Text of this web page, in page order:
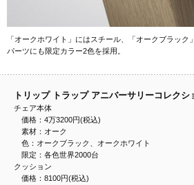
「オークホワイト」にはスチール、「オークブラッ
パーツにも限定カラー2色を採用。
トリップ トラップ アニバーサリーコレクシ
チェア本体
価格：4万3200円(税込)
素材：オーク
色：オークブラック、オークホワイト
限定：各色世界2000台
クッション
価格：8100円(税込)